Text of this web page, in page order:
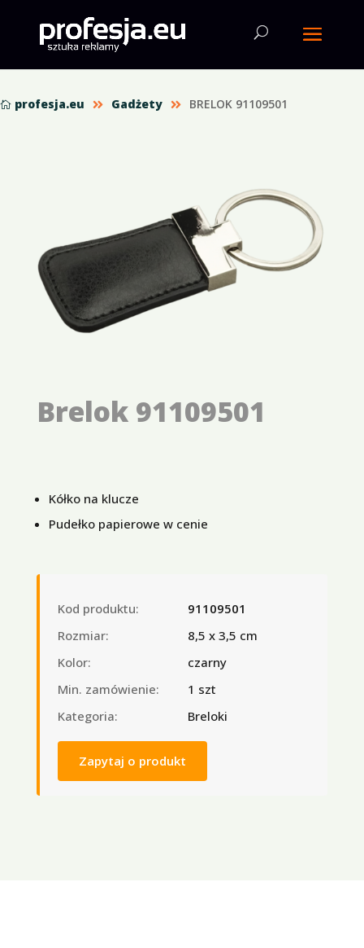
 profesja.eu  Gadżety  BRELOK 91109501
Brelok 91109501
Kółko na klucze
Pudełko papierowe w cenie
Kod produktu:
91109501
Rozmiar:
8,5 x 3,5 cm
Kolor:
czarny
Min. zamówienie:
1 szt
Kategoria:
Breloki
Zapytaj o produkt